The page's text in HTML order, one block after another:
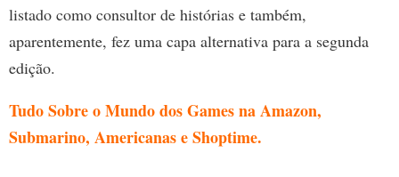
listado como consultor de histórias e também,
aparentemente, fez uma capa alternativa para a segunda
edição.
Tudo Sobre o Mundo dos Games na Amazon,
Submarino, Americanas e Shoptime.